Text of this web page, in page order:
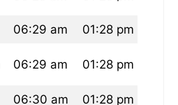
06:29 am 01:28 pm
06:29 am 01:28 pm
06:30 am 01:28 pm